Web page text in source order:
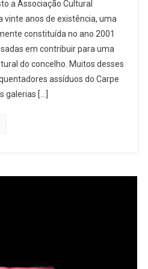
Anos
De
Carpe
Diem.
20
a Associação Cultural
vinte anos de existência, uma
constituída no ano 2001
em contribuir para uma
do concelho. Muitos desses
assíduos do Carpe
galerias […]